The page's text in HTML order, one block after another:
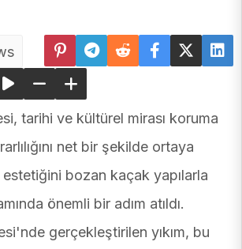
tarihi ve kültürel mirası koruma
net bir şekilde ortaya
bozan kaçak yapılarla
önemli bir adım atıldı.
gerçekleştirilen yıkım, bu